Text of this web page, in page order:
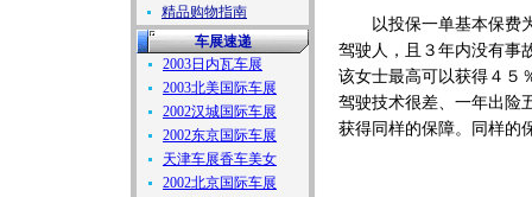
精品购物指南
车展速递
2003日内瓦车展
2003北美国际车展
2002汉城国际车展
2002东京国际车展
天津车展香车美女
2002北京国际车展
以投保一单基本保费为
驾驶人，且３年内没有事
该女士最高可以获得４５
驾驶技术很差、一年出险
获得同样的保障。同样的